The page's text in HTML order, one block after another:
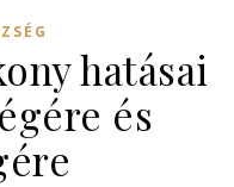
hatásai
és